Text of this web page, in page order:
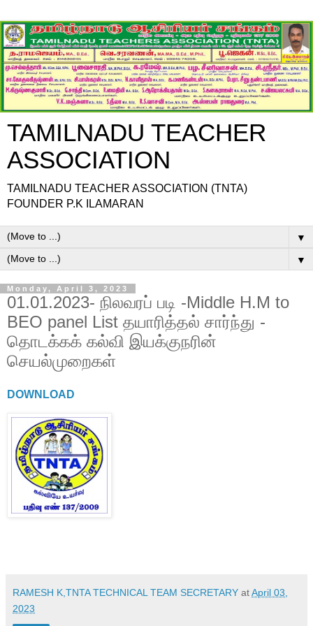
TAMILNADU TEACHER
ASSOCIATION
TAMILNADU TEACHER ASSOCIATION (TNTA)
FOUNDER P.K ILAMARAN
▼
▼
Monday, April 3, 2023
01.01.2023- நிலவரப் படி -Middle H.M to
BEO panel List தயாரித்தல் சார்ந்து -
தொடக்கக் கல்வி இயக்குநரின்
செயல்முறைகள்
DOWNLOAD
RAMESH K,TNTA TECHNICAL TEAM SECRETARY atApril 03,
2023